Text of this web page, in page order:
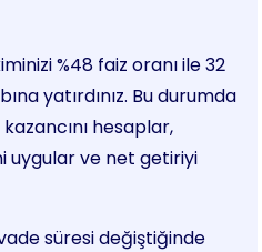
%48 faiz oranı ile 32
yatırdınız. Bu durumda
hesaplar,
uygular ve net getiriyi
süresi değiştiğinde